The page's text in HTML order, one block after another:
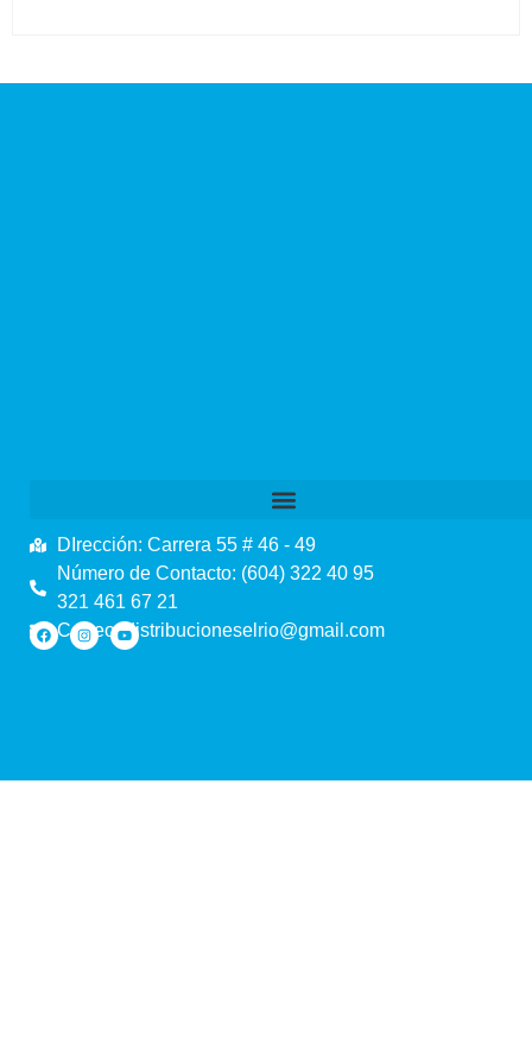
DIrección: Carrera 55 # 46 - 49
Número de Contacto: (604) 322 40 95
321 461 67 21
Correo: distribucioneselrio@gmail.com